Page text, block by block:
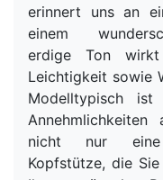
erinnert uns an
einem
erdige Ton
Leichtigkeit sowie
Modelltypisch
nicht nur eine
Kopfstütze, die